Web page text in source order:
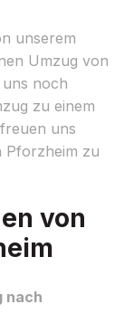
unserem
Umzug von
noch
zu einem
uns
Pforzheim zu
von
nach